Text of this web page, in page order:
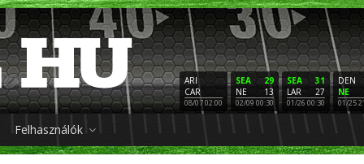
ARI
CAR
08/07 02:00
29
SEA
13
NE
02/09 00:30
31
SEA
27
LAR
01/26 00:30
DEN
NE
01/25
Felhasználók